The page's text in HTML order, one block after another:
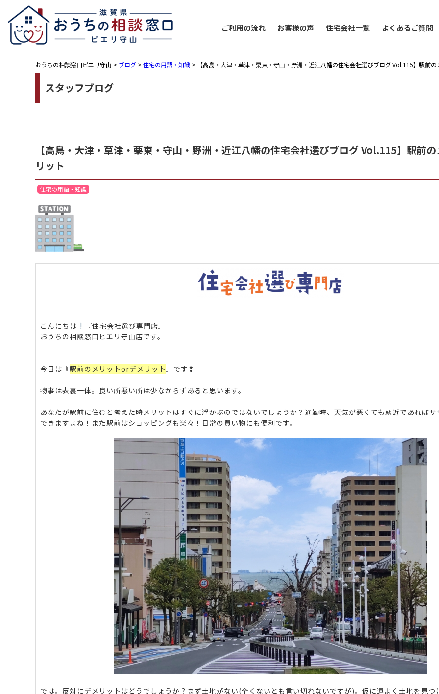
ご利用の流れ お客様の声 住宅会社一覧 よくあるご質問
おうちの相談窓口ピエリ守山 > ブログ > 住宅の用語・知識 > 【高島・大津・草津・栗東・守山・野洲・近江八幡の住宅会社選びブログ Vol.115】駅前
スタッフブログ
【高島・大津・草津・栗東・守山・野洲・近江八幡の住宅会社選びブログ Vol.115】駅前
リット
住宅の用語・知識
こんにちは
『住宅会社選び専門店』
おうちの相談窓口ピエリ守山店です。
今日は『駅前のメリットorデメリット』です❢
物事は表裏一体。良い所悪い所は少なからずあると思います。
あなたが駅前に住むと考えた時メリットはすぐに浮かぶのではないでしょうか？通勤時、天気が悪くても駅近であれば
できますよね！また駅前はショッピングも楽々！日常の買い物にも便利です。
では。反対にデメリットはどうでしょうか？まず土地がない(全くないとも言い切れないですが)。仮に運よく土地を見つ